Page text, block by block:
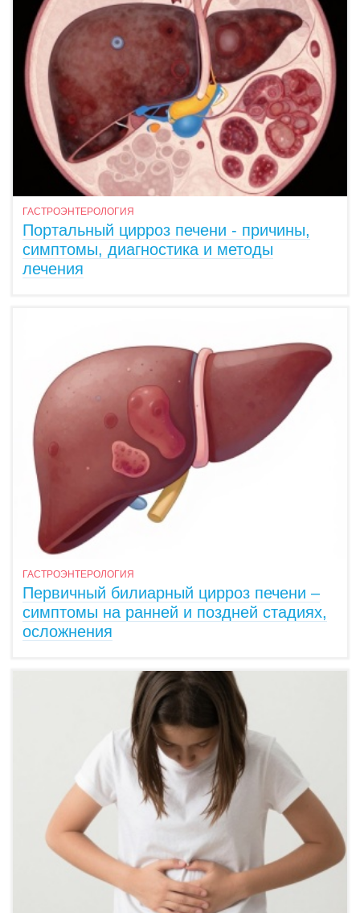
ГАСТРОЭНТЕРОЛОГИЯ
Портальный цирроз печени - причины,
симптомы, диагностика и методы
лечения
ГАСТРОЭНТЕРОЛОГИЯ
Первичный билиарный цирроз печени –
симптомы на ранней и поздней стадиях,
осложнения